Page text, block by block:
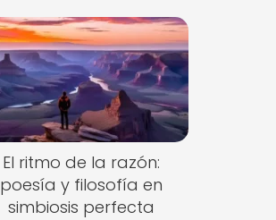
El ritmo de la razón:
poesía y filosofía en
simbiosis perfecta